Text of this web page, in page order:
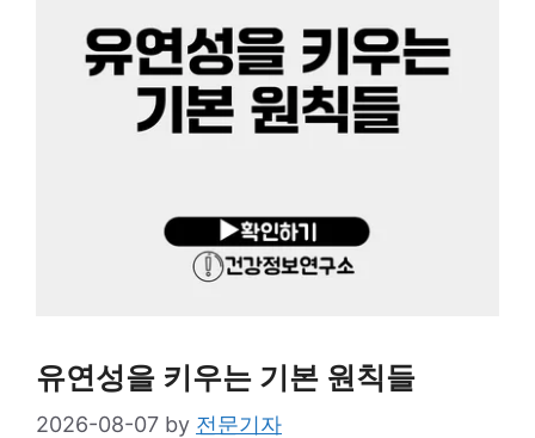
유연성을 키우는 기본 원칙들
2026-08-07 by 전문기자